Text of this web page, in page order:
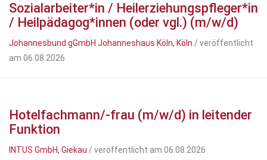
Sozialarbeiter*in / Heilerziehungspfleger*in
/ Heilpädagog*innen (oder vgl.) (m/w/d)
Johannesbund gGmbH Johanneshaus Köln, Köln / veröffentlicht
am 06.08.2026
Hotelfachmann/-frau (m/w/d) in leitender
Funktion
INTUS GmbH, Giekau / veröffentlicht am 06.08.2026